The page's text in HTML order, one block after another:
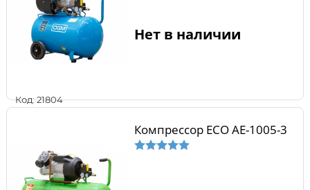
Код: 21804
Нет в наличии
Компрессор ECO AE-1005-3